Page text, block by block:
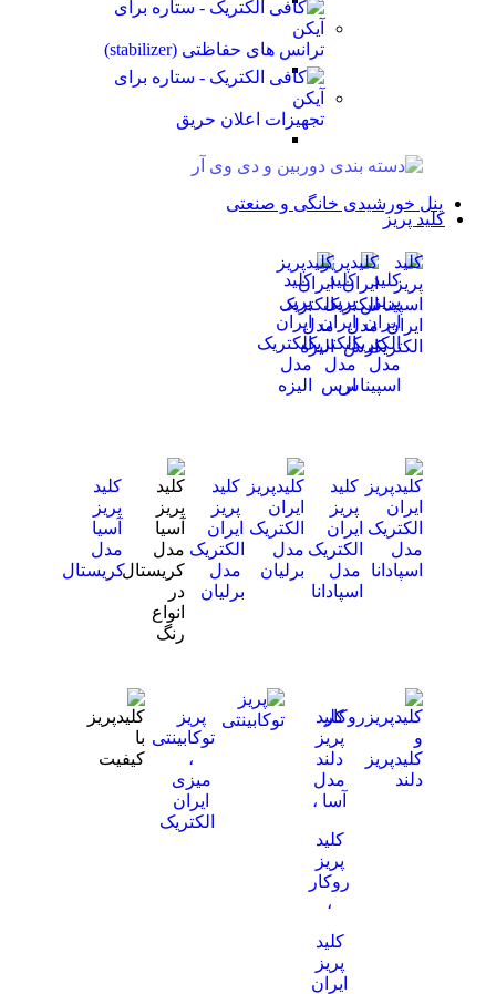
ترانس های حفاظتی (stabilizer)
تجهیزات اعلان حریق
پنل خورشیدی خانگی و صنعتی
کلید پریز
کلید
پریز
ایران
الکتریک
مدل
اسپیناس
کلید
پریز
ایران
الکتریک
مدل
ارس
کلید
پریز
ایران
الکتریک
مدل
الیزه
کلید
پریز
ایران
الکتریک
مدل
اسپادانا
کلید
پریز
ایران
الکتریک
مدل
برلیان
کلید
پریز
آسیا
مدل
کریستال
کلید
پریز
دلند
مدل
آسا ،
کلید
پریز
روکار
،
کلید
پریز
ایران
پریز
توکابینتی
،
میزی
ایران
الکتریک